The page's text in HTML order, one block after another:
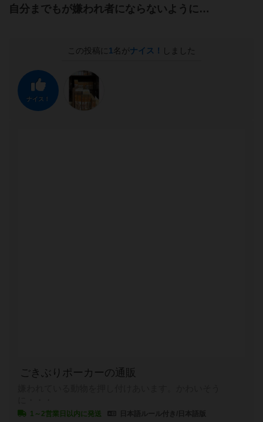
自分までもが嫌われ者にならないように…
この投稿に 1 名がナイス！ しました
ナイス！
ごきぶりポーカーの通販
1～2営業日以内に発送